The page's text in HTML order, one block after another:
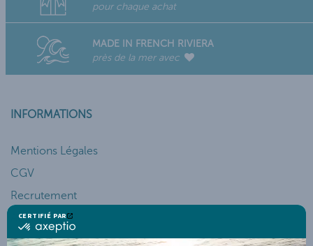
pour chaque achat
MADE IN FRENCH RIVIERA
près de la mer avec
INFORMATIONS
Mentions Légales
CGV
Recrutement
Actualités